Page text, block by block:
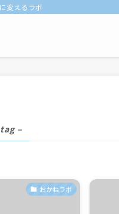
変えるラボ
–
おかねラボ